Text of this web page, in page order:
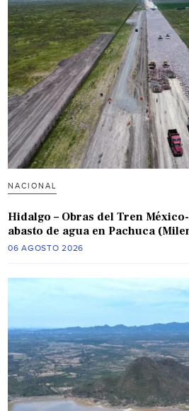
NACIONAL
Hidalgo – Obras del Tren
abasto de agua en Pachuca
06 AGOSTO 2026